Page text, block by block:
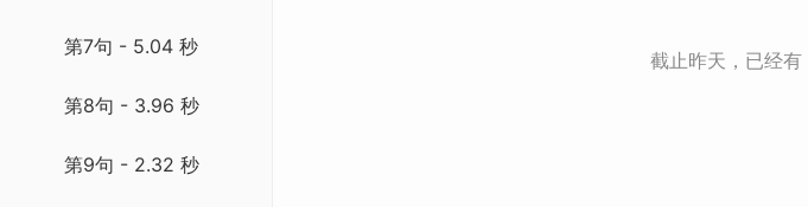
第7句 - 5.04 秒
第8句 - 3.96 秒
第9句 - 2.32 秒
截止昨天，已经有